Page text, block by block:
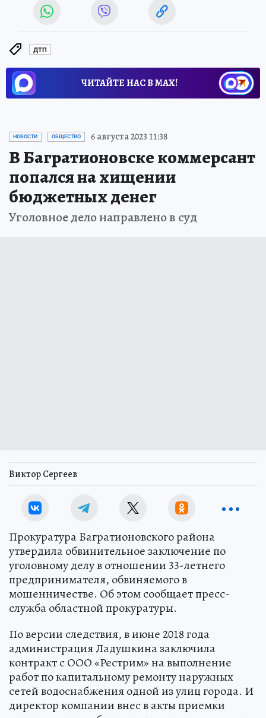
ДТП
ЧИТАЙТЕ НАС В МАХ!
НОВОСТИ ОБЩЕСТВО 6 августа 2023 11:38
В Багратионовске коммерсант
попался на хищении
бюджетных денег
Уголовное дело направлено в суд
Виктор Сергеев
Прокуратура Багратионовского района
утвердила обвинительное заключение по
уголовному делу в отношении 33-летнего
предпринимателя, обвиняемого в
мошенничестве. Об этом сообщает пресс-
служба областной прокуратуры.
По версии следствия, в июне 2018 года
администрация Ладушкина заключила
контракт с ООО «Рестрим» на выполнение
работ по капитальному ремонту наружных
сетей водоснабжения одной из улиц города. И
директор компании внес в акты приемки